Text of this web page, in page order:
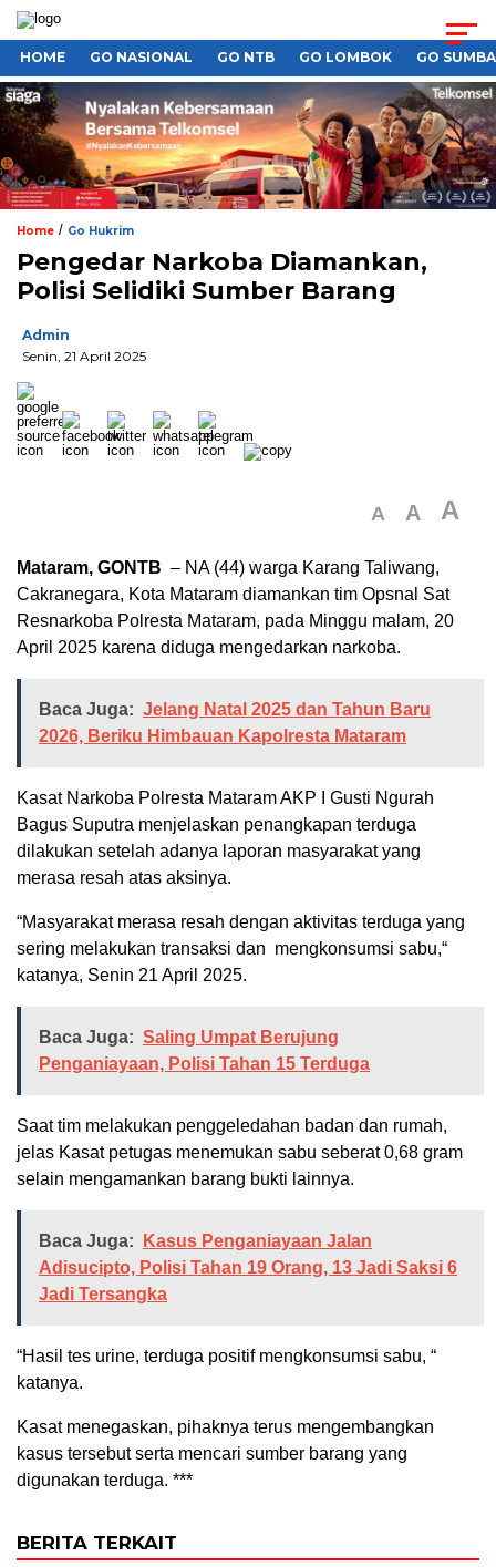
HOME GO NASIONAL GO NTB GO LOMBOK GO
Home / Go Hukrim
Pengedar Narkoba Diamankan,
Polisi Selidiki Sumber Barang
Admin
Senin, 21 April 2025
A A A
Mataram, GONTB – NA (44) warga Karang Taliwang,
Cakranegara, Kota Mataram diamankan tim Opsnal Sat
Resnarkoba Polresta Mataram, pada Minggu malam, 20
April 2025 karena diduga mengedarkan narkoba.
Baca Juga: Jelang Natal 2025 dan Tahun Baru
2026, Beriku Himbauan Kapolresta Mataram
Kasat Narkoba Polresta Mataram AKP I Gusti Ngurah
Bagus Suputra menjelaskan penangkapan terduga
dilakukan setelah adanya laporan masyarakat yang
merasa resah atas aksinya.
“Masyarakat merasa resah dengan aktivitas terduga yang
sering melakukan transaksi dan mengkonsumsi sabu,“
katanya, Senin 21 April 2025.
Baca Juga: Saling Umpat Berujung
Penganiayaan, Polisi Tahan 15 Terduga
Saat tim melakukan penggeledahan badan dan rumah,
jelas Kasat petugas menemukan sabu seberat 0,68 gram
selain mengamankan barang bukti lainnya.
Baca Juga:
Kasus Penganiayaan Jalan
Adisucipto, Polisi Tahan 19 Orang, 13 Jadi Saksi 6
Jadi Tersangka
“Hasil tes urine, terduga positif mengkonsumsi sabu, “
katanya.
Kasat menegaskan, pihaknya terus mengembangkan
kasus tersebut serta mencari sumber barang yang
digunakan terduga. ***
BERITA TERKAIT